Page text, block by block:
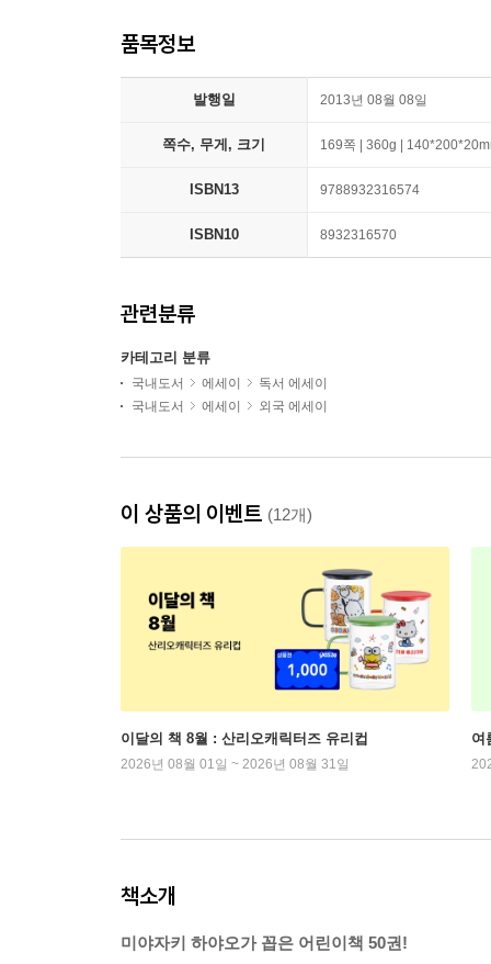
품목정보
발행일 2013년 08월 08일
쪽수, 무게, 크기 169쪽 | 360g |
ISBN13 9788932316574
ISBN10 8932316570
관련분류
카테고리 분류
국내도서 에세이
독서 에세이
국내도서
에세이 외국 에세이
이 상품의 이벤트 (12개)
이달의 책 8월 : 산리오캐릭터즈 유리컵
2026년 08월 01일 ~ 2026년 08월 31일
여
책소개
미야자키 하야오가 꼽은 어린이책 50권!